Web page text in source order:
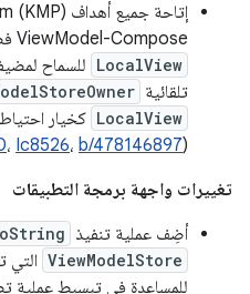
ViewModel-Compose فصل عملية تحديد المالك عن
LocalView للسماح
تلقائية
LocalView
، Ic8526، b/478146897)
تغييرات واجهة برمجة التطبيقات
أضِف عملية تنفيذ
ViewModelStore التي
للمساعدة في تبسيط عملية